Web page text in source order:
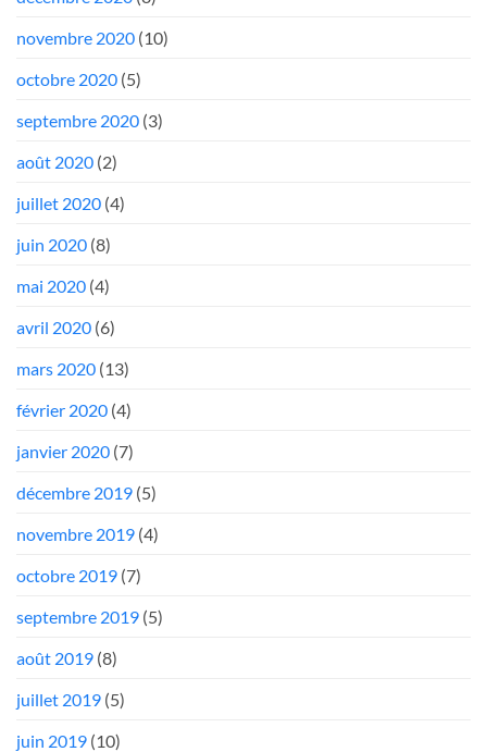
novembre 2020 (10)
octobre 2020 (5)
septembre 2020 (3)
août 2020 (2)
juillet 2020 (4)
juin 2020 (8)
mai 2020 (4)
avril 2020 (6)
mars 2020 (13)
février 2020 (4)
janvier 2020 (7)
décembre 2019 (5)
novembre 2019 (4)
octobre 2019 (7)
septembre 2019 (5)
août 2019 (8)
juillet 2019 (5)
juin 2019 (10)